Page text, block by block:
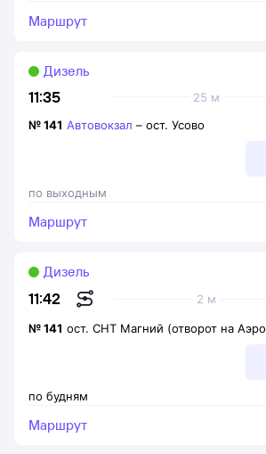
Маршрут
11:35 25 м
Дизель
по выходным
№141 Автовокзал – ост. Усово
Маршрут
11:42 2 м
Дизель
по будням
№141 ост. СНТ Магний (отворот на
Маршрут